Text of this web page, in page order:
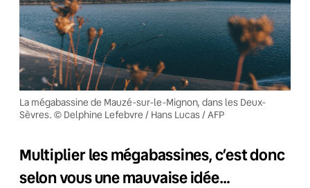
La mégabassine de Mauzé-sur-le-Mignon, dans les Deux-
Sèvres. © Delphine Lefebvre / Hans Lucas / AFP
Multiplier les mégabassines, c’est donc
selon vous une mauvaise idée…